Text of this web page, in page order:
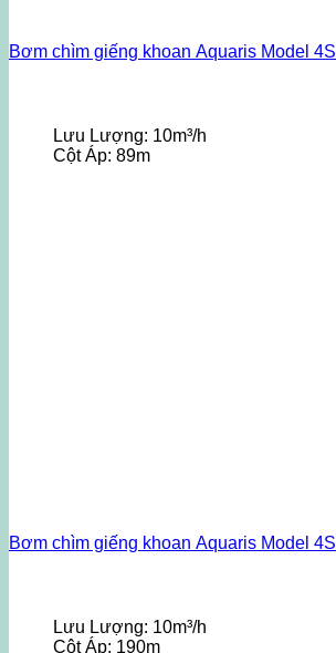
Bơm chìm giếng khoan Aquaris Model
Lưu Lượng: 10m³/h
Cột Áp: 89m
Bơm chìm giếng khoan Aquaris Model
Lưu Lượng: 10m³/h
Cột Áp: 190m